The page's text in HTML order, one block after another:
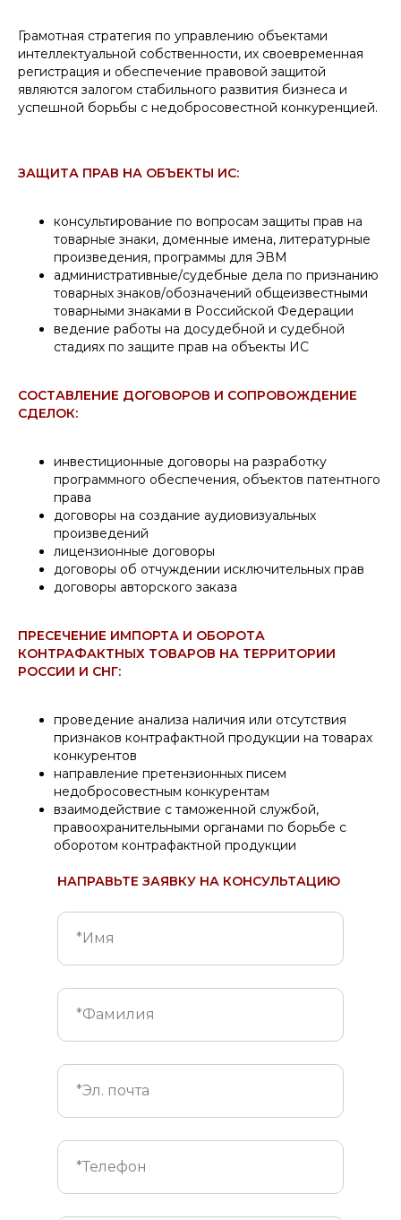
Грамотная стратегия по управлению объектами
интеллектуальной собственности, их своевременная
регистрация и обеспечение правовой защитой
являются залогом стабильного развития бизнеса и
успешной борьбы с недобросовестной конкуренцией.
ЗАЩИТА ПРАВ НА ОБЪЕКТЫ ИС:
консультирование по вопросам защиты прав на
товарные знаки, доменные имена, литературные
произведения, программы для ЭВМ
административные/судебные дела по признанию
товарных знаков/обозначений общеизвестными
товарными знаками в Российской Федерации
ведение работы на досудебной и судебной
стадиях по защите прав на объекты ИС
СОСТАВЛЕНИЕ ДОГОВОРОВ И СОПРОВОЖДЕНИЕ
СДЕЛОК:
инвестиционные договоры на разработку
программного обеспечения, объектов патентного
права
договоры на создание аудиовизуальных
произведений
лицензионные договоры
договоры об отчуждении исключительных прав
договоры авторского заказа
ПРЕСЕЧЕНИЕ ИМПОРТА И ОБОРОТА
КОНТРАФАКТНЫХ ТОВАРОВ НА ТЕРРИТОРИИ
РОССИИ И СНГ:
проведение анализа наличия или отсутствия
признаков контрафактной продукции на товарах
конкурентов
направление претензионных писем
недобросовестным конкурентам
взаимодействие с таможенной службой,
правоохранительными органами по борьбе с
оборотом контрафактной продукции
НАПРАВЬТЕ ЗАЯВКУ НА КОНСУЛЬТАЦИЮ